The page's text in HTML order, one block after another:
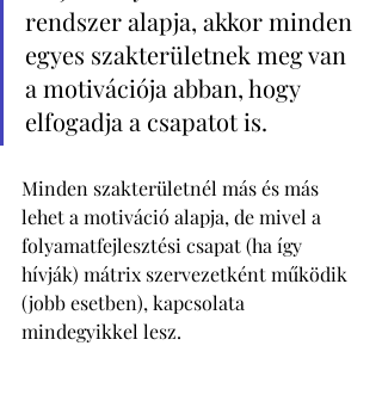
rendszer alapja, akkor minden
egyes szakterületnek meg van
a motivációja abban, hogy
elfogadja a csapatot is.
Minden szakterületnél más és más
lehet a motiváció alapja, de mivel a
folyamatfejlesztési csapat (ha így
hívják) mátrix szervezetként működik
(jobb esetben), kapcsolata
mindegyikkel lesz.